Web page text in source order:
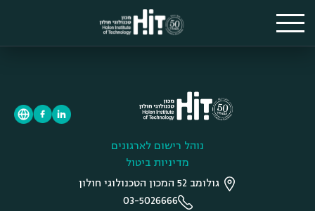
נוהל רישום לארגונים
מדיניות ביטול
גולומב 52 המכון הטכנולוגי חולון
03-5026666